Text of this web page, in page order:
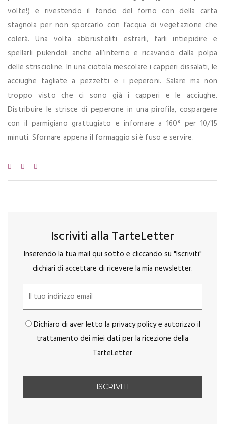
volte!) e rivestendo il fondo del forno con della carta
stagnola per non sporcarlo con l’acqua di vegetazione che
colerà. Una volta abbrustoliti estrarli, farli intiepidire e
spellarli pulendoli anche all’interno e ricavando dalla polpa
delle striscioline. In una ciotola mescolare i capperi dissalati, le
acciughe tagliate a pezzetti e i peperoni. Salare ma non
troppo visto che ci sono già i capperi e le acciughe.
Distribuire le strisce di peperone in una pirofila, cospargere
con il parmigiano grattugiato e infornare a 160° per 10/15
minuti. Sfornare appena il formaggio si è fuso e servire.
Iscriviti alla TarteLetter
Inserendo la tua mail qui sotto e cliccando su "Iscriviti"
dichiari di accettare di ricevere la mia newsletter.
Dichiaro di aver letto la privacy policy e autorizzo il
trattamento dei miei dati per la ricezione della
TarteLetter